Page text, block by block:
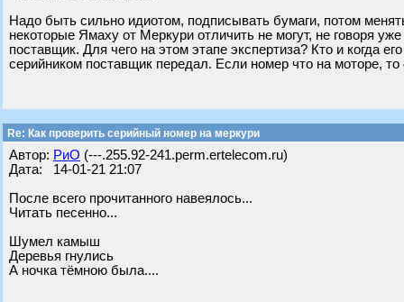
Надо быть сильно идиотом, подписывать бумаги, потом
некоторые Ямаху от Меркури отличить не могут, не говоря
поставщик. Для чего на этом этапе экспертиза? Кто и когда
серийником поставщик передал. Если номер что на моторе,
Re: Как проверить серийный номер на меркури
Автор: РиО (---.255.92-241.perm.ertelecom.ru)
Дата: 14-01-21 21:07
После всего прочитанного навеялось...
Читать песенно...
Шумел камыш
Деревья гнулись
А ночка тёмною была....